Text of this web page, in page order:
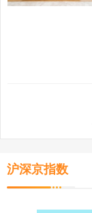
沪深京指数